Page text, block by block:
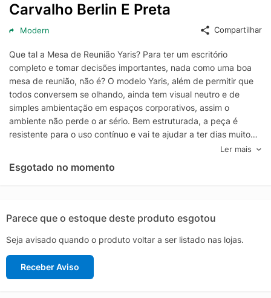
Carvalho Berlin E Preta
Modern Compartilhar
Que tal a Mesa de Reunião Yaris? Para ter um escritório
completo e tomar decisões importantes, nada como uma boa
mesa de reunião, não é? O modelo Yaris, além de permitir que
todos conversem se olhando, ainda tem visual neutro e de
simples ambientação em espaços corporativos, assim o
ambiente não perde o ar sério. Bem estruturada, a peça é
resistente para o uso contínuo e vai te ajudar a ter dias muito
Ler mais
Esgotado no momento
Parece que o estoque deste produto esgotou
Seja avisado quando o produto voltar a ser listado nas lojas.
Receber Aviso